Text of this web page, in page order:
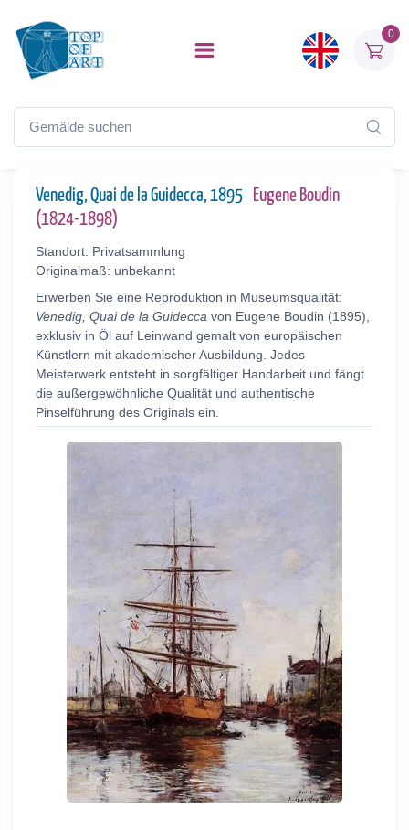
0
Venedig, Quai de la Guidecca, 1895
Eugene Boudin
(1824-1898)
Standort: Privatsammlung
Originalmaß: unbekannt
Erwerben Sie eine Reproduktion in Museumsqualität:
Venedig, Quai de la Guidecca von Eugene Boudin (1895),
exklusiv in Öl auf Leinwand gemalt von europäischen
Künstlern mit akademischer Ausbildung. Jedes
Meisterwerk entsteht in sorgfältiger Handarbeit und fängt
die außergewöhnliche Qualität und authentische
Pinselführung des Originals ein.